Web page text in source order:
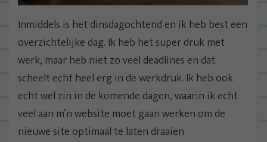
Inmiddels is het dinsdagochtend en ik heb best een
overzichtelijke dag. Ik heb het super druk met
werk, maar heb niet zo veel deadlines en dat
scheelt echt heel erg in de werkdruk. Ik heb ook
echt wel zin in de komende dagen, waarin ik echt
veel aan m’n website moet gaan werken om de
nieuwe site optimaal te laten draaien.